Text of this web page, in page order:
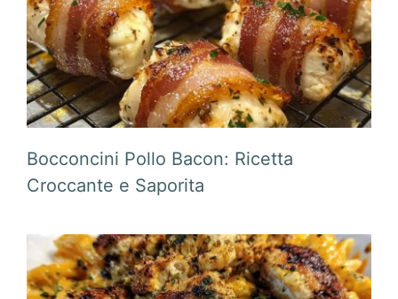
Bocconcini Pollo Bacon: Ricetta
Croccante e Saporita